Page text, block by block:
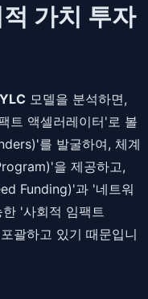
가치 투자
YLC 모델을 분석하면,
트 액셀러레이터'로 볼
를 발굴하여, 체계
을 제공하고,
Funding)'과 '네트워
'사회적 임팩트
괄하고 있기 때문입니